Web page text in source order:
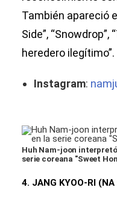
También apareció
Side”, “Snowdrop”,
heredero ilegítimo”.
Instagram:
Huh Nam-joon
serie coreana "Sweet
4. JANG KYOO-RI (NA